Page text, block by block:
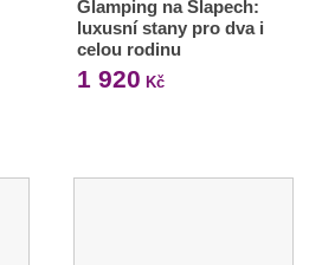
Glamping na Slapech:
luxusní stany pro dva i
celou rodinu
1 920 Kč